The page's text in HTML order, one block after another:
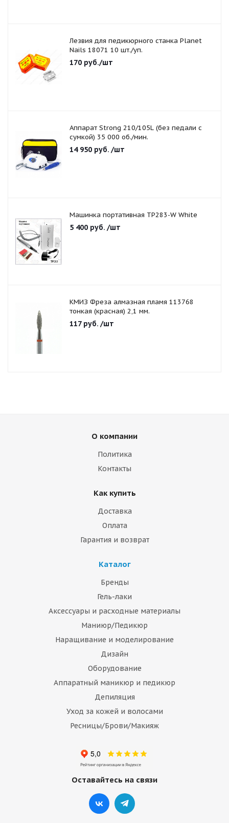
Лезвия для педикюрного станка Planet
Nails 18071 10 шт./уп.
170 руб./шт
Аппарат Strong 210/105L (без педали с
сумкой) 35 000 об./мин.
14 950 руб. /шт
Машинка портативная TP283-W White
5 400 руб. /шт
КМИЗ Фреза алмазная пламя 113768
тонкая (красная) 2,1 мм.
117руб. /шт
О компании
Политика
Контакты
Как купить
Доставка
Оплата
Гарантия и возврат
Каталог
Бренды
Гель-лаки
Аксессуары и расходные материалы
Маниюр/Педикюр
Наращивание и моделирование
Дизайн
Оборудование
Аппаратный маникюр и педикюр
Депиляция
Уход за кожей и волосами
Ресницы/Брови/Макияж
Оставайтесь на связи